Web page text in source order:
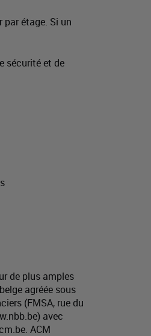
étage. Si un
sécurité et de
de plus amples
agréée sous
(FMSA, rue du
avec
ACM